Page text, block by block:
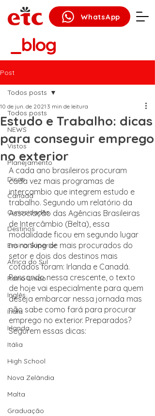
WhatsApp
_blog
Post
Todos posts
NEWS
Vistos
Planejamento
Dicas
Canadá
Curiosidades
Destinos
Ensino Superior
África do Sul
Reino Unido
Inglês
Índia
Irlanda
Itália
High School
Nova Zelândia
Malta
Graduação
Todos posts
Estudo e Trabalho: dicas
para conseguir emprego
no exterior
10 de jun. de 2021 3 min de leitura
A cada ano brasileiros procuram
cada vez mais programas de
intercambio que integrem estudo e
trabalho. Segundo um relatório da
Associação das Agências Brasileiras
de Intercâmbio (Belta), essa
modalidade ficou em segundo lugar
no ranking de mais procurados do
setor e dois dos destinos mais
cotados foram: Irlanda e Canadá.
Pensando nessa crescente, o texto
de hoje vai especialmente para quem
deseja embarcar nessa jornada mas
não sabe como fará para procurar
emprego no exterior. Preparados?
Segurem essas dicas: